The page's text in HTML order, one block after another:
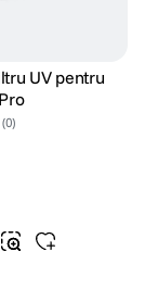
UV pentru
(0)